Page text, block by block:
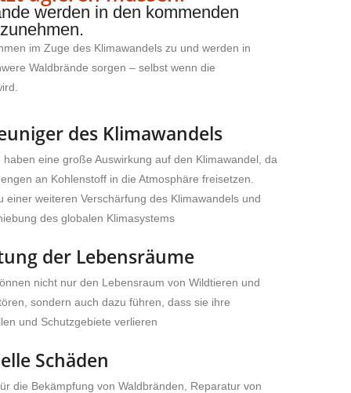
werden in den kommenden
im Zuge des Klimawandels zu und werden in
Waldbrände sorgen – selbst wenn die
des Klimawandels
haben eine große Auswirkung auf den Klimawandel, da
an Kohlenstoff in die Atmosphäre freisetzen.
einer weiteren Verschärfung des Klimawandels und
des globalen Klimasystems
der Lebensräume
nicht nur den Lebensraum von Wildtieren und
sondern auch dazu führen, dass sie ihre
und Schutzgebiete verlieren
Schäden
die Bekämpfung von Waldbränden, Reparatur von